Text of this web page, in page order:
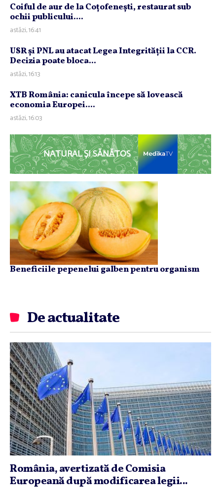
Coiful de aur de la Coţofeneşti, restaurat sub
ochii publicului....
astăzi, 16:41
USR şi PNL au atacat Legea Integrităţii la CCR.
Decizia poate bloca...
astăzi, 16:13
XTB România: canicula începe să lovească
economia Europei....
astăzi, 16:03
NATURAL ȘI SĂNĂTOS
Beneficiile pepenelui galben pentru organism
De actualitate
România, avertizată de Comisia
Europeană după modificarea legii...